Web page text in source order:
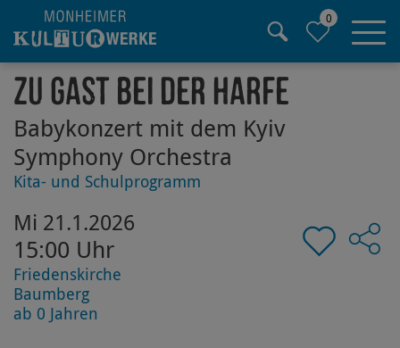
Hauptregion der Seite anspringen
0
Zu Gast bei der Harfe
Babykonzert mit dem Kyiv
Symphony Orchestra
Kita- und Schulprogramm
Mi 21.1.2026
15:00 Uhr
Friedenskirche
Baumberg
ab 0 Jahren